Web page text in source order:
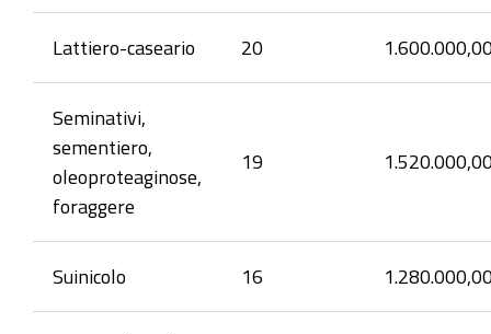
Lattiero-caseario 20
Seminativi,
sementiero,
oleoproteaginose,
foraggere
19
Suinicolo 16